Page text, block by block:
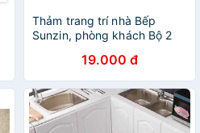
Thảm trang trí nhà Bếp
Sunzin, phòng khách Bộ 2
Cao Cấp ( 1 Dài + 1 Ngắn)
19.000 đ